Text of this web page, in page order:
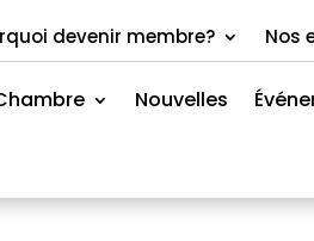
devenir membre? Nos
Nouvelles